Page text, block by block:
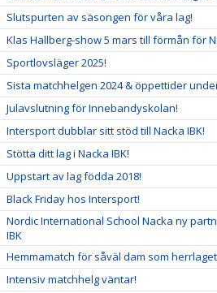
Slutspurten av säsongen för våra lag!
Klas Hallberg-show 5 mars till förmån för
Sportlovsläger 2025!
Sista matchhelgen 2024 & öppettider
Julavslutning för Innebandyskolan!
Intersport dubblar sitt stöd till Nacka IBK!
Stötta ditt lag i Nacka IBK!
Uppstart av lag födda 2018!
Black Friday hos Intersport!
Nordic International School Nacka ny
IBK
Hemmamatch för såväl dam som
Intensiv matchhelg väntar!